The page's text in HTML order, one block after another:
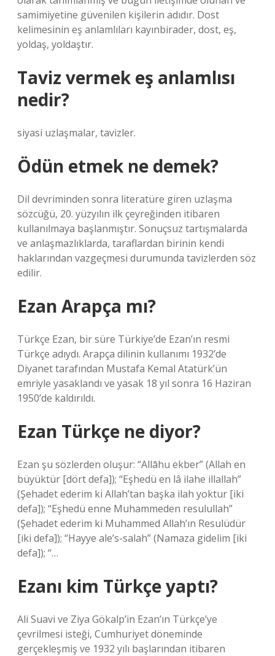
samimiyetine güvenilen kişilerin adıdır. Dost
kelimesinin eş anlamlıları kayınbirader, dost, eş,
yoldaş, yoldaştır.
Taviz vermek eş anlamlısı
nedir?
siyasi uzlaşmalar, tavizler.
Ödün etmek ne demek?
Dil devriminden sonra literatüre giren uzlaşma
sözcüğü, 20. yüzyılın ilk çeyreğinden itibaren
kullanılmaya başlanmıştır. Sonuçsuz tartışmalarda
ve anlaşmazlıklarda, taraflardan birinin kendi
haklarından vazgeçmesi durumunda tavizlerden söz
edilir.
Ezan Arapça mı?
Türkçe Ezan, bir süre Türkiye’de Ezan’ın resmi
Türkçe adıydı. Arapça dilinin kullanımı 1932’de
Diyanet tarafından Mustafa Kemal Atatürk’ün
emriyle yasaklandı ve yasak 18 yıl sonra 16 Haziran
1950’de kaldırıldı.
Ezan Türkçe ne diyor?
Ezan şu sözlerden oluşur: “Allāhu ekber” (Allah en
büyüktür [dört defa]); “Eşhedü en lâ ilahe illallah”
(Şehadet ederim ki Allah’tan başka ilah yoktur [iki
defa]); “Eşhedü enne Muhammeden resulullah”
(Şehadet ederim ki Muhammed Allah’ın Resulüdür
[iki defa]); “Hayye ale’s-salah” (Namaza gidelim [iki
defa]); “…
Ezanı kim Türkçe yaptı?
Ali Suavi ve Ziya Gökalp’in Ezan’ın Türkçe’ye
çevrilmesi isteği, Cumhuriyet döneminde
gerçekleşmiş ve 1932 yılı başlarından itibaren